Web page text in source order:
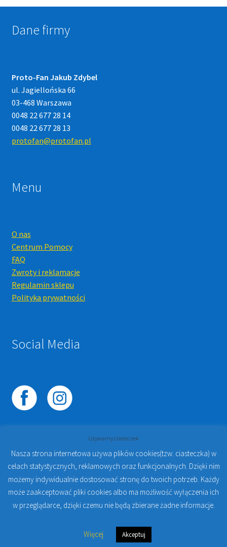
Dane firmy
Proto-Fan Jakub Zdybel
ul. Jagiellońska 66
03-468 Warszawa
0048 22 677 28 14
0048 22 677 28 13
protofan@protofan.pl
Menu
O nas
Centrum Pomocy
FAQ
Zwroty i reklamacje
Regulamin sklepu
Polityka prywatności
Social Media
© 2023PROTO-FAN | Sklep Stomatologiczny Online i
Kursy Online Warszawa- Sklep stomatologiczny w
Warszawie | Jakub Zdybel Proto-Fan
Używamy ciasteczek
Nasza strona internetowa używa plików cookies(tzw. ciasteczka) w
celach statystycznych, reklamowych oraz funkcjonalnych. Dzięki nim
możemy indywidualnie dostosować stronę do twoich potrzeb. Każdy
może zaakceptować pliki cookies albo ma możliwość wyłączenia ich
w przeglądarce, dzięki czemu nie będą zbierane żadne informacje.
Więcej Akceptuj